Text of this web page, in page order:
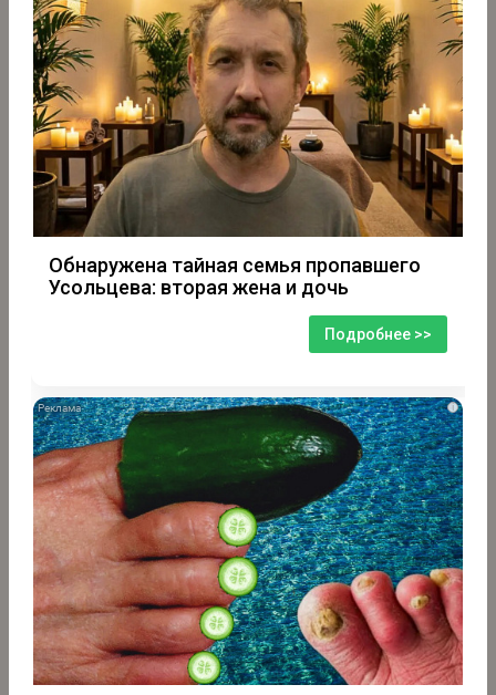
Обнаружена тайная семья пропавшего
Усольцева: вторая жена и дочь
Подробнее >>
i